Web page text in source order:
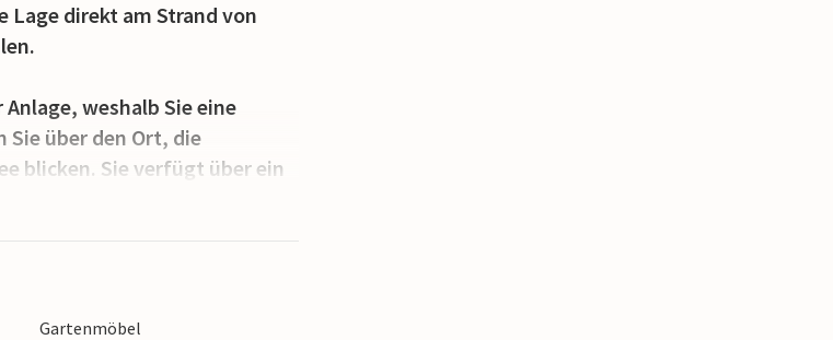
direkt am Strand von
weshalb Sie eine
Sie über den Ort, die
blicken. Sie verfügt über ein
Im Wohnbereich können Sie
machen. Das moderne
Anschluss sowie 2
Wohnbereich befindet sich
bietet. Ein Kinderbett lässt
Gartenmöbel